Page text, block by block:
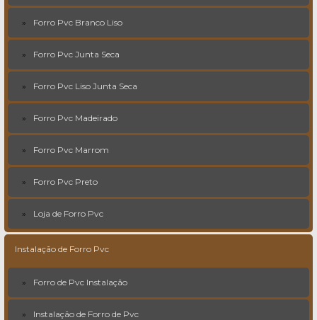
Forro Pvc Branco Liso
Forro Pvc Junta Seca
Forro Pvc Liso Junta Seca
Forro Pvc Madeirado
Forro Pvc Marrom
Forro Pvc Preto
Loja de Forro Pvc
Instalação de Forro Pvc
Forro de Pvc Instalação
Instalação de Forro de Pvc